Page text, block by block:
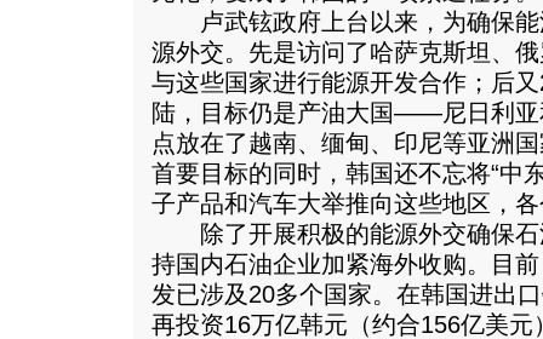
卢武铉政府上台以来，为确保能
源外交。先是访问了哈萨克斯坦、
与这些国家进行能源开发合作；后
陆，目标仍是产油大国——尼日利亚
点放在了越南、缅甸、印尼等亚洲
首要目标的同时，韩国还不忘将“中
子产品和汽车大举推向这些地区，
除了开展积极的能源外交确保石
持国内石油企业加紧海外收购。目
发已涉及20多个国家。在韩国进出
再投资16万亿韩元（约合156亿美